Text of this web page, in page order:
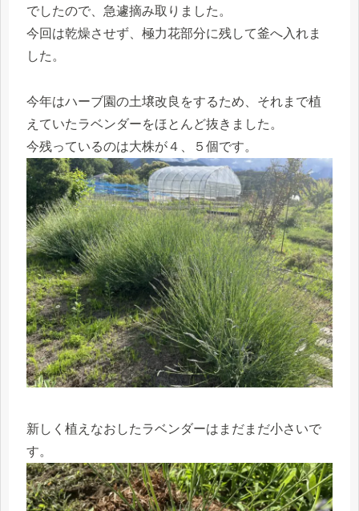
でしたので、急遽摘み取りました。
今回は乾燥させず、極力花部分に残して釜へ入れま
した。
今年はハーブ園の土壌改良をするため、それまで植
えていたラベンダーをほとんど抜きました。
今残っているのは大株が４、５個です。
新しく植えなおしたラベンダーはまだまだ小さいで
す。